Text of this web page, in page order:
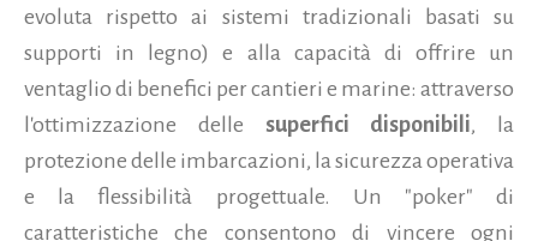
evoluta rispetto ai sistemi tradizionali basati su
supporti in legno) e alla capacità di offrire un
ventaglio di benefici per cantieri e marine: attraverso
l'ottimizzazione delle superfici disponibili, la
protezione delle imbarcazioni, la sicurezza operativa
e la flessibilità progettuale. Un "poker" di
caratteristiche che consentono di vincere ogni